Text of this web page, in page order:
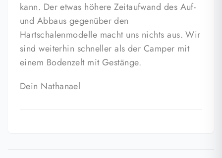
kann. Der etwas höhere Zeitaufwand des Auf-
und Abbaus gegenüber den
Hartschalenmodelle macht uns nichts aus. Wir
sind weiterhin schneller als der Camper mit
einem Bodenzelt mit Gestänge.
Dein Nathanael